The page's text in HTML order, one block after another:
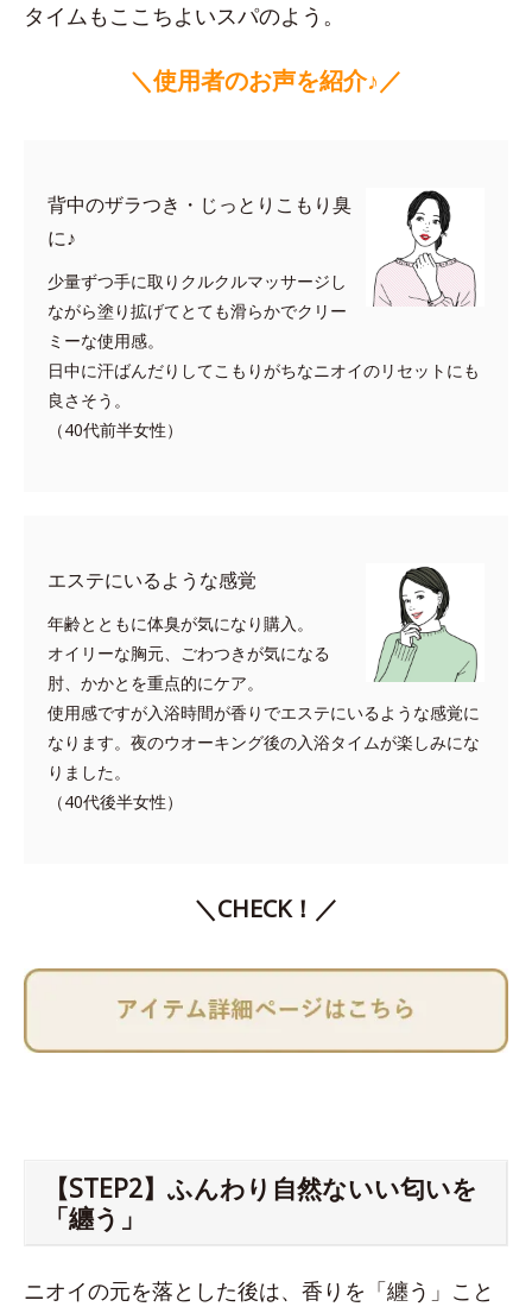
タイムもここちよいスパのよう。
＼使用者のお声を紹介♪／
背中のザラつき・じっとりこもり臭
に♪
少量ずつ手に取りクルクルマッサージし
ながら塗り拡げてとても滑らかでクリー
ミーな使用感。
日中に汗ばんだりしてこもりがちなニオイのリセットにも
良さそう。
（40代前半女性）
エステにいるような感覚
年齢とともに体臭が気になり購入。
オイリーな胸元、ごわつきが気になる
肘、かかとを重点的にケア。
使用感ですが入浴時間が香りでエステにいるような感覚に
なります。夜のウオーキング後の入浴タイムが楽しみにな
りました。
（40代後半女性）
＼CHECK！／
【STEP2】ふんわり自然ないい匂いを
「纏う」
ニオイの元を落とした後は、香りを「纏う」こと